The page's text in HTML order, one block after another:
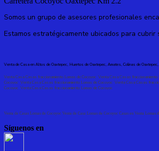
Somos un grupo de asesores profesionales
Estamos estratégicamente ubicados para cubrir
Venta de Casa enAltos de Oaxtepec, Huertos de Oaxtepec, Amates, Colinas de
Venta Casa Casas fraccionamiento Lomas de Cocoyoc Venta Casa Casas fraccionamiento
Cocoyoc Venta Casa Casas fraccionamiento Lomas de Cocoyoc Venta Casa Casas
Cocoyoc Venta Casa Casas fraccionamiento Lomas de Cocoyoc
Venta de Casas Lomas de Cocoyoc Venta de Casa Lomas de Cocoyoc Casas en Venta Lomas
Síguenos en